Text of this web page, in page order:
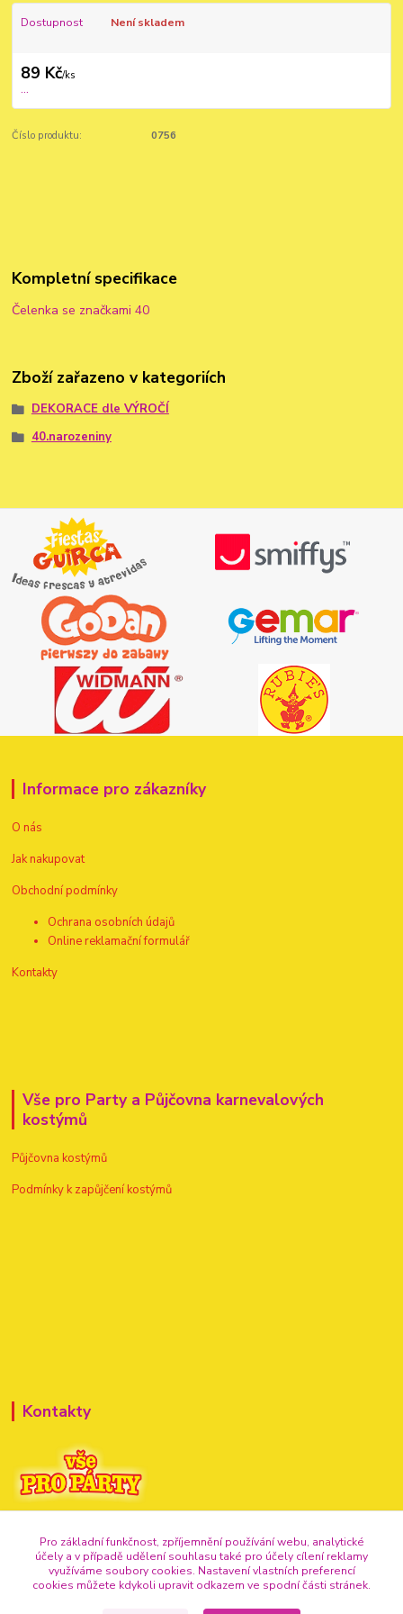
Dostupnost Není skladem
89 Kč/ks
...
Číslo produktu: 0756
Kompletní specifikace
Čelenka se značkami 40
Zboží zařazeno v kategoriích
DEKORACE dle VÝROČÍ
40.narozeniny
Informace pro zákazníky
O nás
Jak nakupovat
Obchodní podmínky
Ochrana osobních údajů
Online reklamační formulář
Kontakty
Vše pro Party a Půjčovna karnevalových
kostýmů
Půjčovna kostýmů
Podmínky k zapůjčení kostýmů
Kontakty
info@vse-pro-party.cz
Pro základní funkčnost, zpříjemnění používání webu, analytické
účely a v případě udělení souhlasu také pro účely cílení reklamy
využíváme soubory cookies. Nastavení vlastních preferencí
cookies můžete kdykoli upravit odkazem ve spodní části stránek.